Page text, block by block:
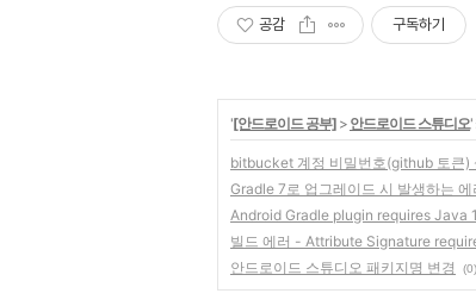
공감 구독하기
'[안드로이드 공부] > 안드로이드 스튜디오'
bitbucket 계정 비밀번호(github 토큰)
Gradle 7로 업그레이드 시 발생하는
Android Gradle plugin requires Java
빌드 에러 - Attribute Signature
안드로이드 스튜디오 패키지명 변경 (0)